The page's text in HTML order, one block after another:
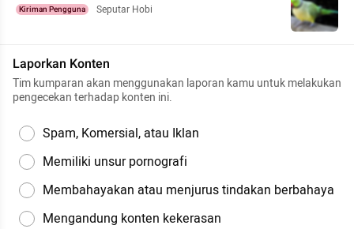
Kiriman Pengguna Seputar Hobi
Laporkan Konten
Tim kumparan akan menggunakan laporan kamu untuk melakukan
pengecekan terhadap konten ini.
Spam, Komersial, atau Iklan
Memiliki unsur pornografi
Membahayakan atau menjurus tindakan berbahaya
Mengandung konten kekerasan